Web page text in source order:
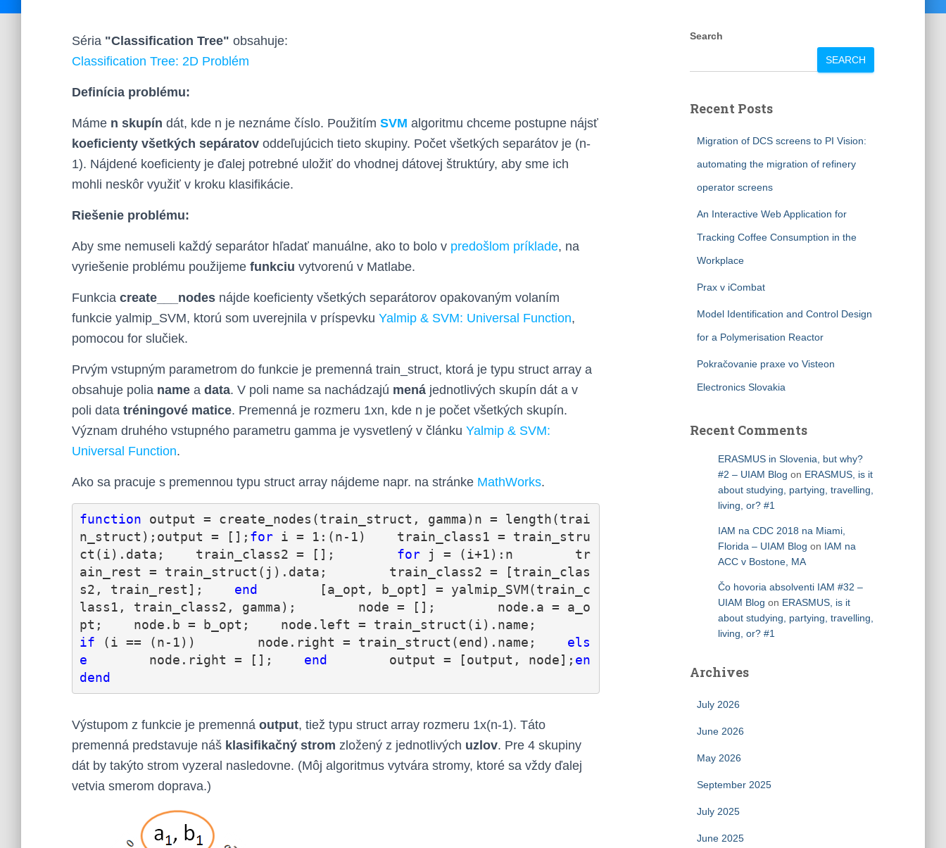
Séria "Classification Tree" obsahuje:
Classification Tree: 2D Problém
Definícia problému:
Máme n skupín dát, kde n je neznáme číslo. Použitím SVM algoritmu chceme postupne nájsť
koeficienty všetkých sepáratov oddeľujúcich tieto skupiny. Počet všetkých separátov je (n-
1). Nájdené koeficienty je ďalej potrebné uložiť do vhodnej dátovej štruktúry, aby sme ich
mohli neskôr využiť v kroku klasifikácie.
Riešenie problému:
Aby sme nemuseli každý separátor hľadať manuálne, ako to bolo v predošlom príklade, na
vyriešenie problému použijeme funkciu vytvorenú v Matlabe.
Funkcia create___nodes nájde koeficienty všetkých separátorov opakovaným volaním
funkcie yalmip_SVM, ktorú som uverejnila v príspevku Yalmip & SVM: Universal Function,
pomocou for slučiek.
Prvým vstupným parametrom do funkcie je premenná train_struct, ktorá je typu struct array a
obsahuje polia name a data. V poli name sa nachádzajú mená jednotlivých skupín dát a v
poli data tréningové matice. Premenná je rozmeru 1xn, kde n je počet všetkých skupín.
Význam druhého vstupného parametru gamma je vysvetlený v článku Yalmip & SVM:
Universal Function.
Ako sa pracuje s premennou typu struct array nájdeme napr. na stránke MathWorks.
function output = create_nodes(train_struct, gamma)n = length(trai
n_struct);output = []; for i = 1:(n-1)    train_class1 = train_stru
ct(i).data;    train_class2 = []; for j = (i+1):n        tr
ain_rest = train_struct(j).data;        train_class2 = [train_clas
s2, train_rest]; end
        [a_opt, b_opt] = yalmip_SVM(train_c
lass1, train_class2, gamma);        node = [];        node.a = a_o
if (i == (n-1))        node.right = train_struct(end).name; els
e
        node.right = [];
end
        output = [output, node];
en
dend
Výstupom z funkcie je premenná output, tiež typu struct array rozmeru 1x(n-1). Táto
premenná predstavuje náš klasifikačný strom zložený z jednotlivých uzlov. Pre 4 skupiny
dát by takýto strom vyzeral nasledovne. (Môj algoritmus vytvára stromy, ktoré sa vždy ďalej
vetvia smerom doprava.)
Search
SEARCH
Recent Posts
Migration of DCS screens to PI Vision:
automating the migration of refinery
operator screens
An Interactive Web Application for
Tracking Coffee Consumption in the
Workplace
Prax v iCombat
Model Identification and Control Design
for a Polymerisation Reactor
Pokračovanie praxe vo Visteon
Electronics Slovakia
Recent Comments
ERASMUS in Slovenia, but why?
#2 – UIAM Blog on ERASMUS, is it
about studying, partying, travelling,
living, or? #1
IAM na CDC 2018 na Miami,
Florida – UIAM Blog on IAM na
ACC v Bostone, MA
Čo hovoria absolventi IAM #32 –
UIAM Blog on ERASMUS, is it
about studying, partying, travelling,
living, or? #1
Archives
July 2026
June 2026
May 2026
September 2025
July 2025
June 2025